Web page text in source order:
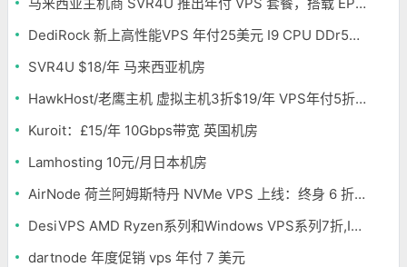
DediRock 新上高性能VPS 年付25美元 I9 CPU DDr5内存 纽约机房
SVR4U $18/年 马来西亚机房
HawkHost/老鹰主机 虚拟主机3折$19/年 VPS年付5折$25/年
Kuroit：£15/年 10Gbps带宽 英国机房
Lamhosting 10元/月日本机房
AirNode 荷兰阿姆斯特丹 NVMe VPS 上线：终身 6 折，€1.99/月起，2.5Tbit/s DDoS 防护
DesiVPS AMD Ryzen系列和Windows VPS系列7折,Intel系列年付11.6美元
dartnode 年度促销 vps 年付 7 美元